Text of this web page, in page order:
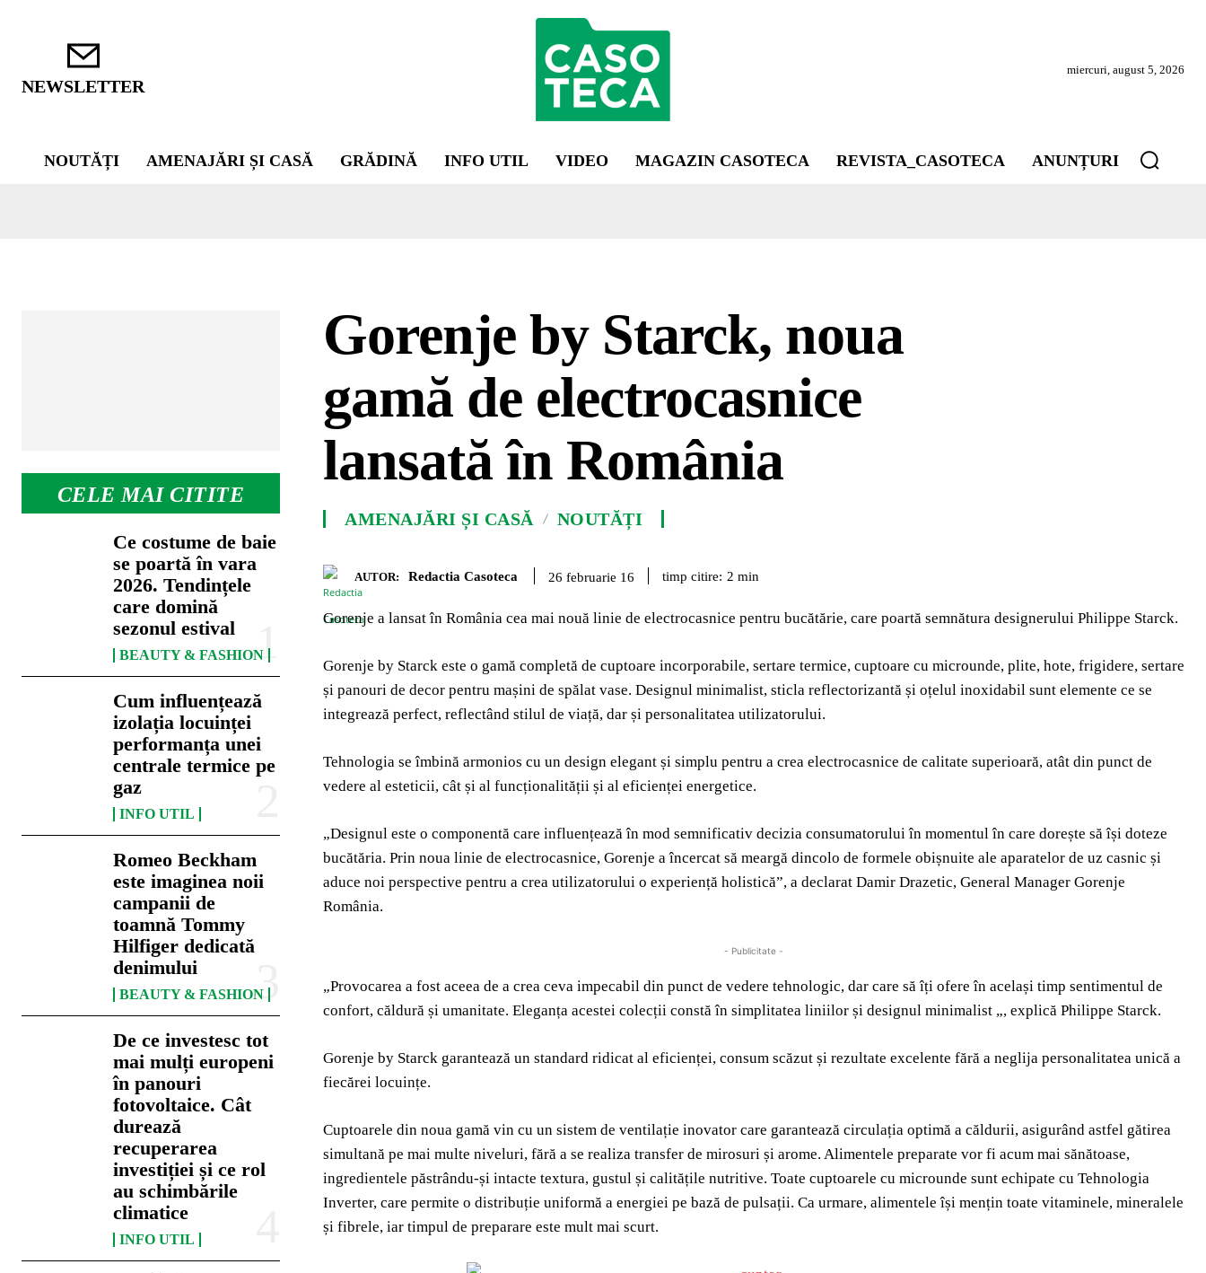
NEWSLETTER
miercuri, august 5, 2026
NOUTĂȚI AMENAJĂRI ȘI CASĂ GRĂDINĂ INFO UTIL VIDEO MAGAZIN CASOTECA REVISTA_CASOTECA ANUNȚURI
CELE MAI CITITE
Ce costume de baie
se poartă în vara
2026. Tendințele
care domină
sezonul estival
BEAUTY & FASHION
Cum influențează
izolația locuinței
performanța unei
centrale termice pe
gaz
INFO UTIL
Romeo Beckham
este imaginea noii
campanii de
toamnă Tommy
Hilfiger dedicată
denimului
BEAUTY & FASHION
De ce investesc tot
mai mulți europeni
în panouri
fotovoltaice. Cât
durează
recuperarea
investiției și ce rol
au schimbările
climatice
INFO UTIL
Gorenje by Starck, noua
gamă de electrocasnice
lansată în România
AMENAJĂRI ȘI CASĂ NOUTĂȚI
AUTOR: Redactia Casoteca 26 februarie 16 timp citire: 2 min
Gorenje a lansat în România cea mai nouă linie de electrocasnice pentru bucătărie, care poartă semnătura designerului Philippe Starck.
Gorenje by Starck este o gamă completă de cuptoare incorporabile, sertare termice, cuptoare cu microunde, plite, hote, frigidere, sertare
și panouri de decor pentru mașini de spălat vase. Designul minimalist, sticla reflectorizantă și oțelul inoxidabil sunt elemente ce se
integrează perfect, reflectând stilul de viață, dar și personalitatea utilizatorului.
Tehnologia se îmbină armonios cu un design elegant și simplu pentru a crea electrocasnice de calitate superioară, atât din punct de
vedere al esteticii, cât și al funcționalității și al eficienței energetice.
„Designul este o componentă care influențează în mod semnificativ decizia consumatorului în momentul în care dorește să își doteze
bucătăria. Prin noua linie de electrocasnice, Gorenje a încercat să meargă dincolo de formele obișnuite ale aparatelor de uz casnic și
aduce noi perspective pentru a crea utilizatorului o experiență holistică”, a declarat Damir Drazetic, General Manager Gorenje
România.
- Publicitate -
„Provocarea a fost aceea de a crea ceva impecabil din punct de vedere tehnologic, dar care să îți ofere în același timp sentimentul de
confort, căldură și umanitate. Eleganța acestei colecții constă în simplitatea liniilor și designul minimalist „, explică Philippe Starck.
Gorenje by Starck garantează un standard ridicat al eficienței, consum scăzut și rezultate excelente fără a neglija personalitatea unică a
fiecărei locuințe.
Cuptoarele din noua gamă vin cu un sistem de ventilație inovator care garantează circulația optimă a căldurii, asigurând astfel gătirea
simultană pe mai multe niveluri, fără a se realiza transfer de mirosuri și arome. Alimentele preparate vor fi acum mai sănătoase,
ingredientele păstrându-și intacte textura, gustul și calitățile nutritive. Toate cuptoarele cu microunde sunt echipate cu Tehnologia
Inverter, care permite o distribuție uniformă a energiei pe bază de pulsații. Ca urmare, alimentele își mențin toate vitaminele, mineralele
și fibrele, iar timpul de preparare este mult mai scurt.